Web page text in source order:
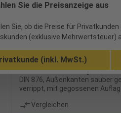
351094 - 295,24 €
ab Werk
hohe Verschleißfestigkeit,
DIN 876, Außenkanten sauber
verrippt, mit gegossenen
Vergleichen
Sie die Preisanzeige aus
Sie, ob die Preise für
(exklusive Mehrwertsteuer)
(inkl. MwSt.)